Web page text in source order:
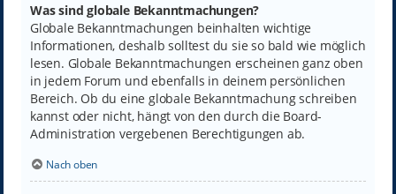
Was sind globale Bekanntmachungen?
Globale Bekanntmachungen beinhalten wichtige
Informationen, deshalb solltest du sie so bald wie möglich
lesen. Globale Bekanntmachungen erscheinen ganz oben
in jedem Forum und ebenfalls in deinem persönlichen
Bereich. Ob du eine globale Bekanntmachung schreiben
kannst oder nicht, hängt von den durch die Board-
Administration vergebenen Berechtigungen ab.
Nach oben